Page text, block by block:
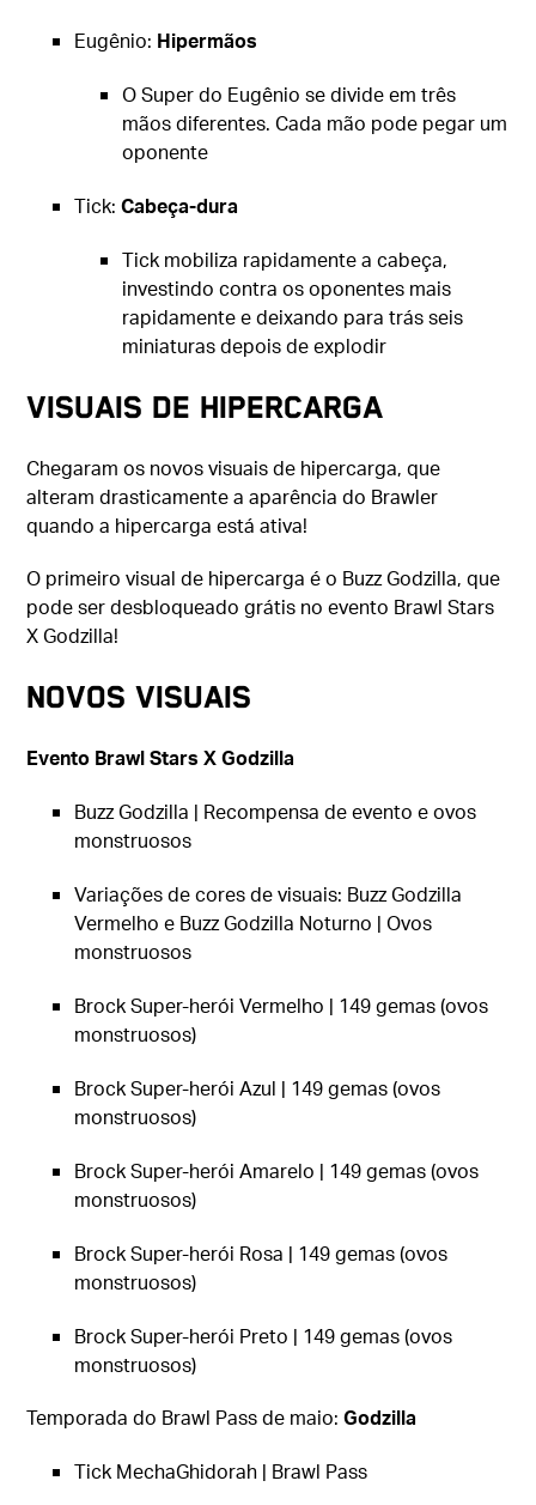
Eugênio: Hipermãos
O Super do Eugênio se divide em três
mãos diferentes. Cada mão pode pegar um
oponente
Tick:Cabeça-dura
Tick mobiliza rapidamente a cabeça,
investindo contra os oponentes mais
rapidamente e deixando para trás seis
miniaturas depois de explodir
Visuais de hipercarga
Chegaram os novos visuais de hipercarga, que
alteram drasticamente a aparência do Brawler
quando a hipercarga está ativa!
O primeiro visual de hipercarga é o Buzz Godzilla, que
pode ser desbloqueado grátis no evento Brawl Stars
X Godzilla!
Novos visuais
Evento Brawl Stars X Godzilla
Buzz Godzilla | Recompensa de evento e ovos
monstruosos
Variações de cores de visuais: Buzz Godzilla
Vermelho e Buzz Godzilla Noturno | Ovos
monstruosos
Brock Super-herói Vermelho | 149 gemas (ovos
monstruosos)
Brock Super-herói Azul | 149 gemas (ovos
monstruosos)
Brock Super-herói Amarelo | 149 gemas (ovos
monstruosos)
Brock Super-herói Rosa | 149 gemas (ovos
monstruosos)
Brock Super-herói Preto | 149 gemas (ovos
monstruosos)
Temporada do Brawl Pass de maio:Godzilla
Tick MechaGhidorah | Brawl Pass